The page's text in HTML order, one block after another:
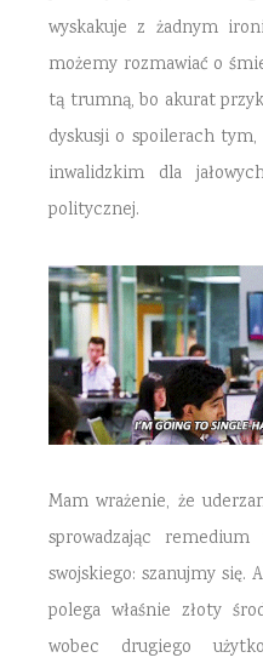
wyskakuje z żadnym
możemy rozmawiać o
tą trumną, bo akurat
dyskusji o spoilerach
inwalidzkim dla
politycznej.
Mam wrażenie, że
sprowadzając
swojskiego: szanujmy się.
polega właśnie złoty
wobec drugiego